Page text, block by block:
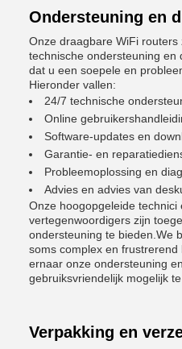
Ondersteuning en
Onze draagbare WiFi
technische ondersteuning en
dat u een soepele en
Hieronder vallen:
24/7 technische
Online
Software-updates en
Garantie- en
Probleemoplossing en
Advies en advies van
Onze hoogopgeleide technici
vertegenwoordigers zijn
ondersteuning te bieden.We
soms complex en
ernaar onze ondersteuning
gebruiksvriendelijk mogelijk te
Verpakking en